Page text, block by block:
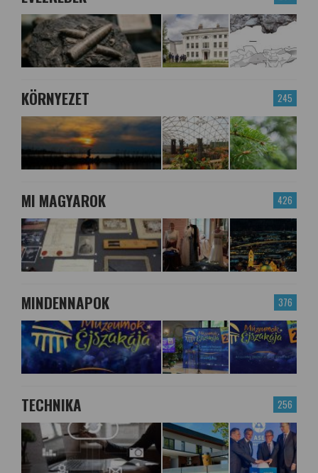
245
KÖRNYEZET
426
MI MAGYAROK
376
MINDENNAPOK
256
TECHNIKA